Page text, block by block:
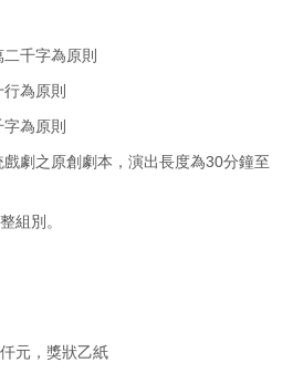
千字為原則
為原則
為原則
劇之原創劇本，演出長度為30分鐘至
組別。
元，獎狀乙紙